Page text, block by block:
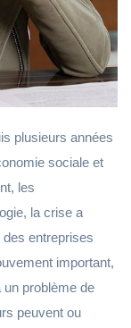
plusieurs années
sociale et
les
la crise a
des entreprises
important,
problème de
peuvent ou